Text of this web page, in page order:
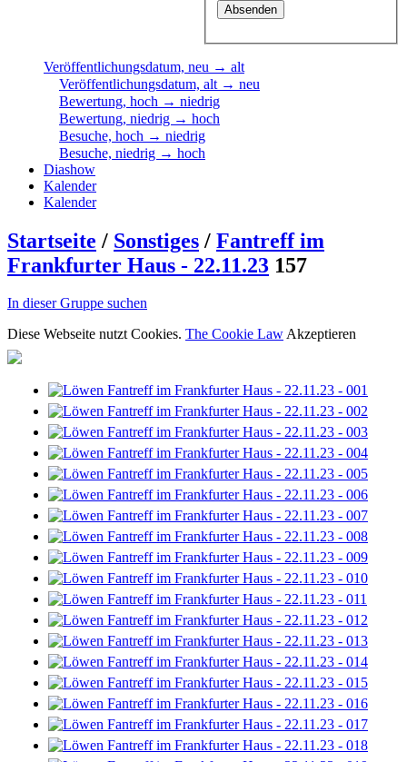
Veröffentlichungsdatum, neu → alt
Veröffentlichungsdatum, alt → neu
Bewertung, hoch → niedrig
Bewertung, niedrig → hoch
Besuche, hoch → niedrig
Besuche, niedrig → hoch
Diashow
Kalender
Kalender
Startseite / Sonstiges / Fantreff im
Frankfurter Haus - 22.11.23 157
In dieser Gruppe suchen
Diese Webseite nutzt Cookies. The Cookie LawAkzeptieren